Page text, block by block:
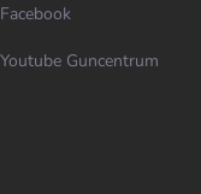
Facebook
Youtube Guncentrum